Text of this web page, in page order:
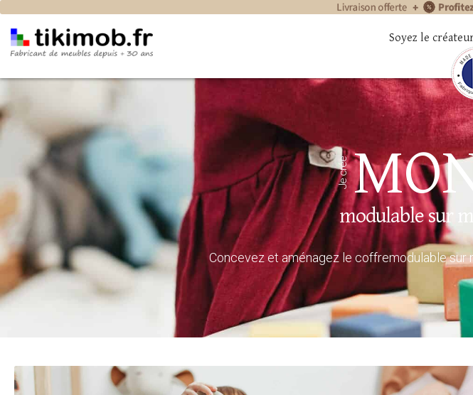
Soyez le
Coffre de rangement
Je crée
modulable sur
Concevez et aménagez le coffremodulable